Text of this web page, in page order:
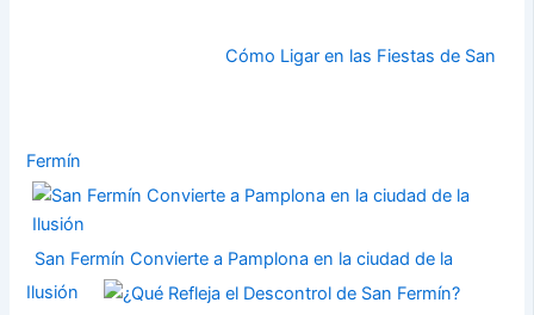
Cómo Ligar en las Fiestas de San
Fermín
San Fermín Convierte a Pamplona en la ciudad de la
Ilusión